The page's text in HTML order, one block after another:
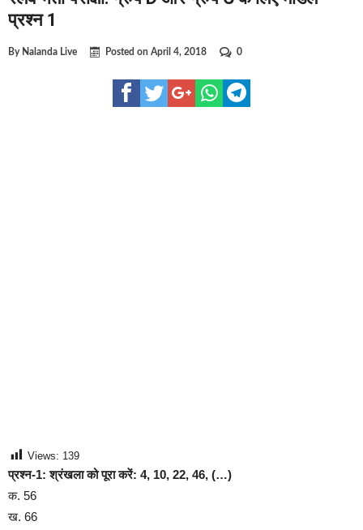
घूसखोर अफसरों पर एक्शन.. दो-दो अफसर घूस लेते गिरफ्तार
बिहार में एक और सिक्स लेन की मंजूरी.. जानिए किन-किन जिलों से गुजरेगा ?
क्रिकेटर ईशान किशन की शादी फिक्स, गर्लफ्रेंड से होगी शादी.. ईशान के
बिहारवासियों के लिए खुशखबरी.. बिहटा से भी बड़ा बनेगा एयरपोर्ट .. जानिए
प्रश्न 1
By Nalanda Live Posted on April 4, 2018 0
Views: 139
प्रश्न-1: श्रंखला को पूरा करें: 4, 10, 22, 46, (…)
क. 56
ख. 66